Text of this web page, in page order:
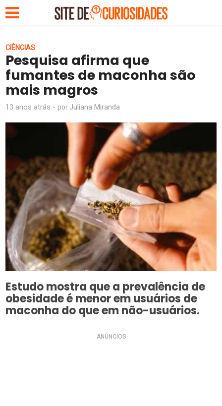
CIÊNCIAS
Pesquisa afirma que
fumantes de maconha são
mais magros
13 anos atrás por Juliana Miranda
Estudo mostra que a prevalência de
obesidade é menor em usuários de
maconha do que em não-usuários.
ANÚNCIOS